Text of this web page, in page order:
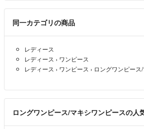
同一カテゴリの商品
レディース
レディース › ワンピース
レディース › ワンピース › ロングワンピース
ロングワンピース/マキシワンピースの人